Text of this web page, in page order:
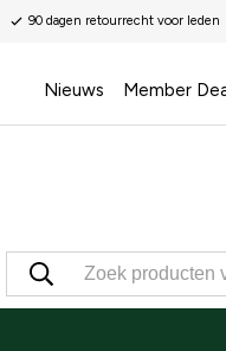
90 dagen retourrecht voor leden
Nieuws Member